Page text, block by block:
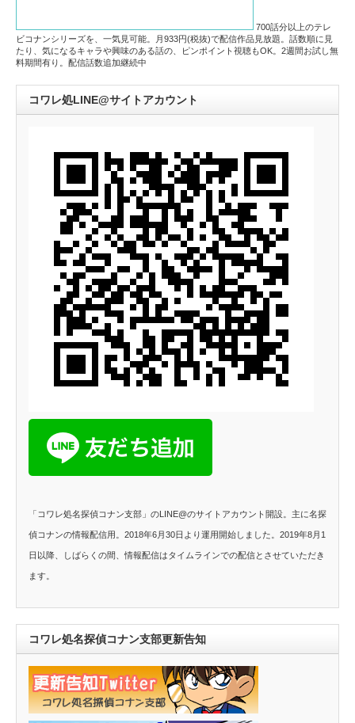
700話分以上のテレ
ビコナンシリーズを、一気見可能。月933円(税抜)で配信作品見放題。話数順に見
たり、気になるキャラや興味のある話の、ピンポイント視聴もOK。2週間お試し無
料期間有り。配信話数追加継続中
コワレ処LINE@サイトアカウント
「コワレ処名探偵コナン支部」のLINE@のサイトアカウント開設。主に名探
偵コナンの情報配信用。2018年6月30日より運用開始しました。2019年8月1
日以降、しばらくの間、情報配信はタイムラインでの配信とさせていただき
ます。
コワレ処名探偵コナン支部更新告知